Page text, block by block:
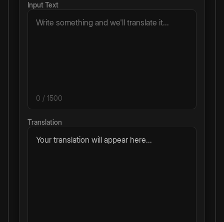
Input Text
0 / 1500
Translation
Your translation will appear here...